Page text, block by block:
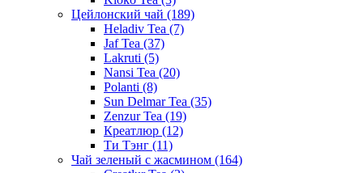
Цейлонский чай (189)
Heladiv Tea (7)
Jaf Tea (37)
Lakruti (5)
Nansi Tea (20)
Polanti (8)
Sun Delmar Tea (35)
Zenzur Tea (19)
Креатлюр (12)
Ти Тэнг (11)
Чай зеленый с жасмином (164)